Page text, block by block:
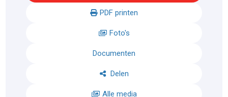
PDF printen
Foto's
Documenten
Delen
Alle media